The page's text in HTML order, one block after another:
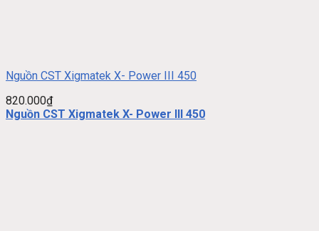
Nguồn CST Xigmatek X- Power III 450
820.000₫
Nguồn CST Xigmatek X- Power III 450